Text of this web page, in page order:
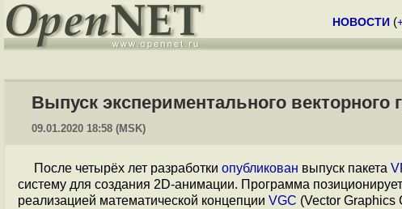
НОВОСТИ (
Выпуск экспериментального векторного
09.01.2020 18:58 (MSK)
После четырёх лет разработки опубликован выпуск пакета
систему для создания 2D-анимации. Программа
реализацией математической концепции VGC (Vector